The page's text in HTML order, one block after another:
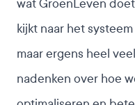
wat GroenLeven
kijkt naar het
maar ergens heel
nadenken over hoe